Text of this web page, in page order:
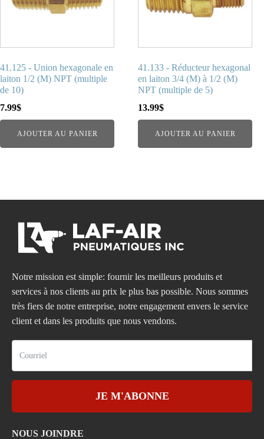
41.125 - Union hexagonale en
laiton 1/2 (M) NPT (multiple
de 10)
7.99$
AJOUTER AU PANIER
41.133 - Réducteur hexagonal
en laiton 3/4 (M) à 1/2 (M)
NPT (multiple de 5)
13.99$
AJOUTER AU PANIER
Notre mission est simple: fournir les meilleurs produits et
services à nos clients au prix le plus bas possible. Nous sommes
très fiers de notre entreprise, notre engagement envers le service
client et dans les produits que nous vendons.
JE M'ABONNE
NOUS JOINDRE